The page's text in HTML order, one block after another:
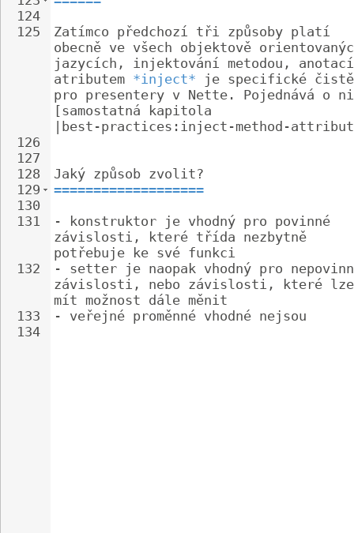
124
125
126
127
128
129
130
131
132
133
134
Zatímco předchozí tři způsoby platí
obecně ve všech objektově
jazycích, injektování metodou,
atributem *inject* je specifické
pro presentery v Nette. Pojednává o
[samostatná kapitola
|best-practices:inject-method-
Jaký způsob zvolit?
===================
-
konstruktor je vhodný pro povinné
závislosti, které třída nezbytně
potřebuje ke své funkci
- setter je naopak vhodný pro
závislosti, nebo závislosti, které
mít možnost dále měnit
- veřejné proměnné vhodné nejsou